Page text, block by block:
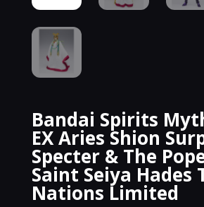
Bandai Spirits
EX Aries Shion
Specter & The
Saint Seiya Hades
Nations Limited